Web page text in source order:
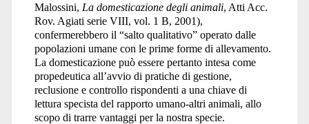
Malossini, La domesticazione degli animali, Atti Acc.
Rov. Agiati serie VIII, vol. 1 B, 2001),
confermerebbero il “salto qualitativo” operato dalle
popolazioni umane con le prime forme di allevamento.
La domesticazione può essere pertanto intesa come
propedeutica all’avvio di pratiche di gestione,
reclusione e controllo rispondenti a una chiave di
lettura specista del rapporto umano-altri animali, allo
scopo di trarre vantaggi per la nostra specie.